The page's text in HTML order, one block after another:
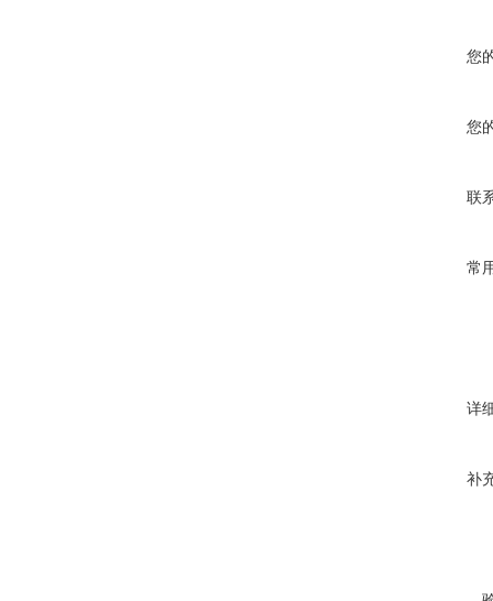
您
您
联
常
详
补